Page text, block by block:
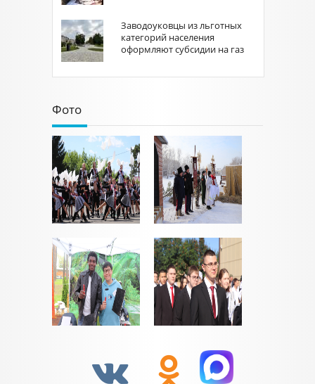
Заводоуковцы из льготных
категорий населения
оформляют субсидии на газ
Фото